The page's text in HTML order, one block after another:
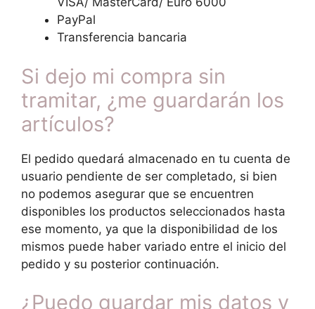
PayPal
Transferencia bancaria
Si dejo mi compra sin
tramitar, ¿me guardarán los
artículos?
El pedido quedará almacenado en tu cuenta de
usuario pendiente de ser completado, si bien
no podemos asegurar que se encuentren
disponibles los productos seleccionados hasta
ese momento, ya que la disponibilidad de los
mismos puede haber variado entre el inicio del
pedido y su posterior continuación.
¿Puedo guardar mis datos y